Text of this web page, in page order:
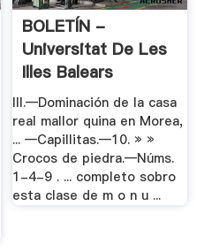
BOLETÍN -
Universitat De Les
Illes Balears
III.—Dominación de la casa
real mallor­ quina en Morea,
... —Capillitas.—10. » »
Crocos de piedra.—Núms.
1-4-9 . ... completo sobro
esta clase de m o n u ...